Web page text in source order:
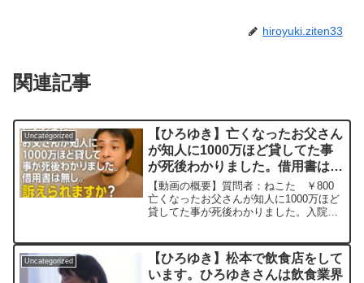
hiroyuki.ziten33
関連記事
Uncategorized
【ひろゆき】亡くなったお父さん
が知人に1000万ほど貸してた事
が死後わかりました。借用書は無
し。訴えられますか？ー ひろゆ
き切り抜き 20251008
【動画の概要】質問者：ねこた ￥800
亡くなったお父さんが知人に1000万ほど
貸してた事が死後わかりました。入院費
訴えられますか？元動画：昭和の時代は
2026年に終わっ...
Uncategorized
【ひろゆき】松本で飲食店をして
います。ひろゆきさんは飲食業界